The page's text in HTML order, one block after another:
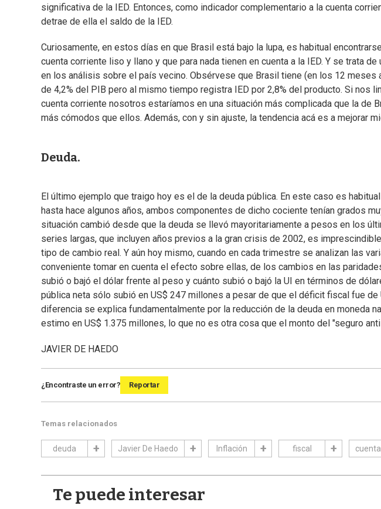
significativa de la IED. Entonces, como indicador complementario a la cuenta
detrae de ella el saldo de la IED.
Curiosamente, en estos días en que Brasil está bajo la lupa, es habitual
cuenta corriente liso y llano y que para nada tienen en cuenta a la IED. Y se trata
en los análisis sobre el país vecino. Obsérvese que Brasil tiene (en los 12 meses
de 4,2% del PIB pero al mismo tiempo registra IED por 2,8% del producto. Si nos
cuenta corriente nosotros estaríamos en una situación más complicada que la de
más cómodos que ellos. Además, con y sin ajuste, la tendencia acá es a mejorar
Deuda.
El último ejemplo que traigo hoy es el de la deuda pública. En este caso es
hasta hace algunos años, ambos componentes de dicho cociente tenían grados
situación cambió desde que la deuda se llevó mayoritariamente a pesos en los
series largas, que incluyen años previos a la gran crisis de 2002, es
tipo de cambio real. Y aún hoy mismo, cuando en cada trimestre se analizan las
conveniente tomar en cuenta el efecto sobre ellas, de los cambios en las
subió o bajó el dólar frente al peso y cuánto subió o bajó la UI en términos de
pública neta sólo subió en US$ 247 millones a pesar de que el déficit fiscal fue de
diferencia se explica fundamentalmente por la reducción de la deuda en moneda
estimo en US$ 1.375 millones, lo que no es otra cosa que el monto del "seguro
JAVIER DE HAEDO
¿Encontraste un error? Reportar
Temas relacionados
deuda Javier De Haedo Inflación fiscal
Te puede interesar